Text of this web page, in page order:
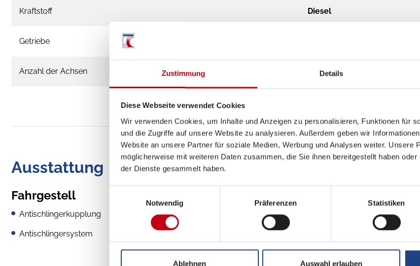
Zustimmung Details
Diese Webseite verwendet Cookies
Wir verwenden Cookies, um Inhalte und Anzeigen zu personalisieren, Funktionen für
und die Zugriffe auf unsere Website zu analysieren. Außerdem geben wir
Website an unsere Partner für soziale Medien, Werbung und Analysen weiter. Unsere
möglicherweise mit weiteren Daten zusammen, die Sie ihnen bereitgestellt haben
der Dienste gesammelt haben.
Notwendig
Präferenzen Statistiken
Ablehnen Auswahl erlauben
Kraftstoff Diesel
Getriebe
Anzahl der Achsen
Ausstattung
Fahrgestell
Antischlingerkupplung
Antischlingersystem
3-Flammkocher